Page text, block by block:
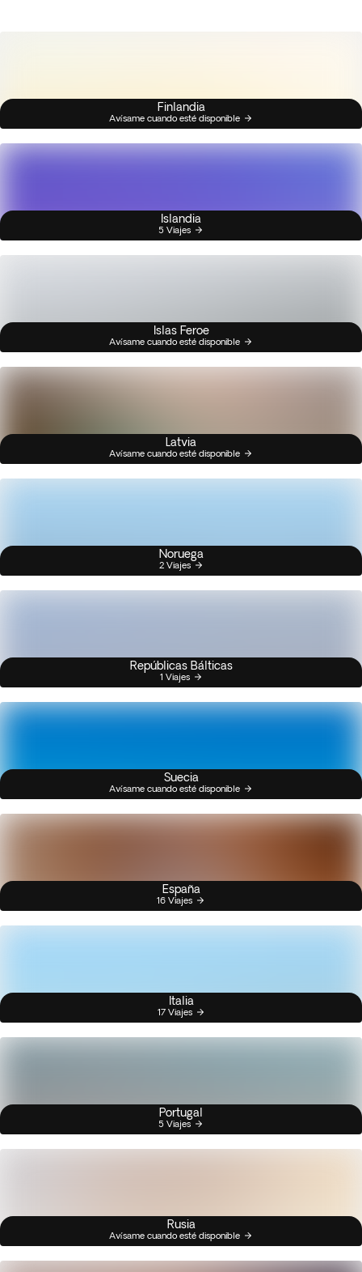
Finlandia
Avísame cuando esté disponible
Islandia
5 Viajes
Islas Feroe
Avísame cuando esté disponible
Latvia
Avísame cuando esté disponible
Noruega
2 Viajes
Repúblicas Bálticas
1 Viajes
Suecia
Avísame cuando esté disponible
España
16 Viajes
Italia
17 Viajes
Portugal
5 Viajes
Rusia
Avísame cuando esté disponible